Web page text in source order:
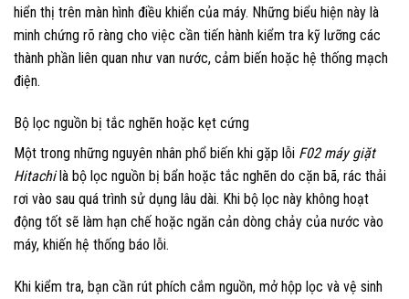
hiển thị trên màn hình điều khiển của máy. Những biểu hiện này là
minh chứng rõ ràng cho việc cần tiến hành kiểm tra kỹ lưỡng các
thành phần liên quan như van nước, cảm biến hoặc hệ thống mạch
điện.
Bộ lọc nguồn bị tắc nghẽn hoặc kẹt cứng
Một trong những nguyên nhân phổ biến khi gặp lỗi F02 máy giặt
Hitachilà bộ lọc nguồn bị bẩn hoặc tắc nghẽn do cặn bã, rác thải
rơi vào sau quá trình sử dụng lâu dài. Khi bộ lọc này không hoạt
động tốt sẽ làm hạn chế hoặc ngăn cản dòng chảy của nước vào
máy, khiến hệ thống báo lỗi.
Khi kiểm tra, bạn cần rút phích cắm nguồn, mở hộp lọc và vệ sinh